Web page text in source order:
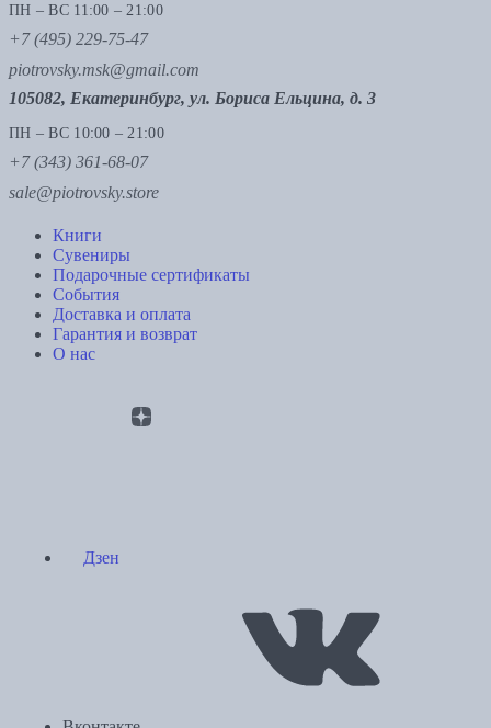
ПН – ВС 11:00 – 21:00
+7 (495) 229-75-47
piotrovsky.msk@gmail.com
105082, Екатеринбург, ул. Бориса Ельцина, д. 3
ПН – ВС 10:00 – 21:00
+7 (343) 361-68-07
sale@piotrovsky.store
Книги
Сувениры
Подарочные сертификаты
События
Доставка и оплата
Гарантия и возврат
О нас
Дзен